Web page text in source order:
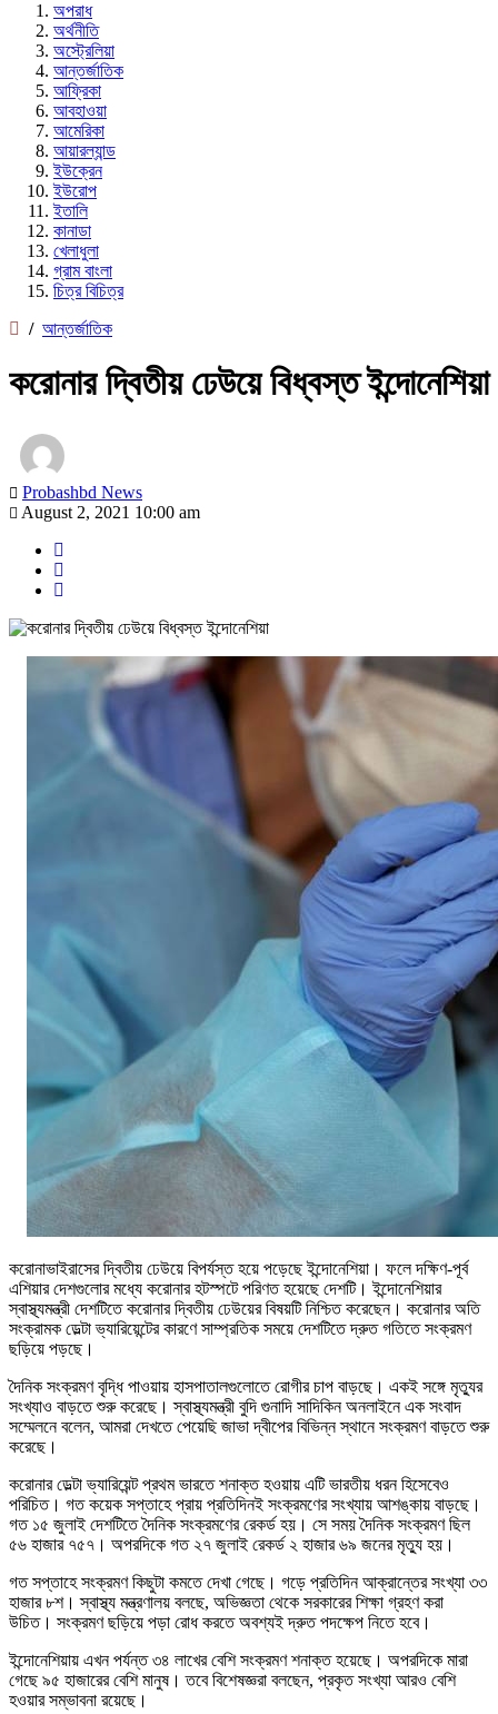
অপরাধ
অর্থনীতি
অস্ট্রেলিয়া
আন্তর্জাতিক
আফ্রিকা
আবহাওয়া
আমেরিকা
আয়ারল্যান্ড
ইউক্রেন
ইউরোপ
ইতালি
কানাডা
খেলাধুলা
গ্রাম বাংলা
চিত্র বিচিত্র
/ আন্তর্জাতিক
করোনার দ্বিতীয় ঢেউয়ে বিধ্বস্ত ইন্দোনেশিয়া
Probashbd News
August 2, 2021 10:00 am
করোনাভাইরাসের দ্বিতীয় ঢেউয়ে বিপর্যস্ত হয়ে পড়েছে ইন্দোনেশিয়া। ফলে দক্ষিণ-পূর্ব
এশিয়ার দেশগুলোর মধ্যে করোনার হটস্পটে পরিণত হয়েছে দেশটি। ইন্দোনেশিয়ার
স্বাস্থ্যমন্ত্রী দেশটিতে করোনার দ্বিতীয় ঢেউয়ের বিষয়টি নিশ্চিত করেছেন। করোনার অতি
সংক্রামক ডেল্টা ভ্যারিয়েন্টের কারণে সাম্প্রতিক সময়ে দেশটিতে দ্রুত গতিতে সংক্রমণ
ছড়িয়ে পড়ছে।
দৈনিক সংক্রমণ বৃদ্ধি পাওয়ায় হাসপাতালগুলোতে রোগীর চাপ বাড়ছে। একই সঙ্গে মৃত্যুর
সংখ্যাও বাড়তে শুরু করেছে। স্বাস্থ্যমন্ত্রী বুদি গুনাদি সাদিকিন অনলাইনে এক সংবাদ
সম্মেলনে বলেন, আমরা দেখতে পেয়েছি জাভা দ্বীপের বিভিন্ন স্থানে সংক্রমণ বাড়তে শুরু
করেছে।
করোনার ডেল্টা ভ্যারিয়েন্ট প্রথম ভারতে শনাক্ত হওয়ায় এটি ভারতীয় ধরন হিসেবেও
পরিচিত। গত কয়েক সপ্তাহে প্রায় প্রতিদিনই সংক্রমণের সংখ্যায় আশঙ্কায় বাড়ছে।
গত ১৫ জুলাই দেশটিতে দৈনিক সংক্রমণের রেকর্ড হয়। সে সময় দৈনিক সংক্রমণ ছিল
৫৬ হাজার ৭৫৭। অপরদিকে গত ২৭ জুলাই রেকর্ড ২ হাজার ৬৯ জনের মৃত্যু হয়।
গত সপ্তাহে সংক্রমণ কিছুটা কমতে দেখা গেছে। গড়ে প্রতিদিন আক্রান্তের সংখ্যা ৩৩
হাজার ৮শ। স্বাস্থ্য মন্ত্রণালয় বলছে, অভিজ্ঞতা থেকে সরকারের শিক্ষা গ্রহণ করা
উচিত। সংক্রমণ ছড়িয়ে পড়া রোধ করতে অবশ্যই দ্রুত পদক্ষেপ নিতে হবে।
ইন্দোনেশিয়ায় এখন পর্যন্ত ৩৪ লাখের বেশি সংক্রমণ শনাক্ত হয়েছে। অপরদিকে মারা
গেছে ৯৫ হাজারের বেশি মানুষ। তবে বিশেষজ্ঞরা বলছেন, প্রকৃত সংখ্যা আরও বেশি
হওয়ার সম্ভাবনা রয়েছে।